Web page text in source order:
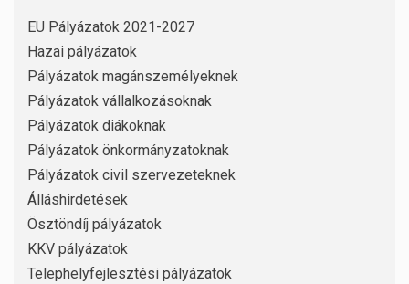
EU Pályázatok 2021-2027
Hazai pályázatok
Pályázatok magánszemélyeknek
Pályázatok vállalkozásoknak
Pályázatok diákoknak
Pályázatok önkormányzatoknak
Pályázatok civil szervezeteknek
Álláshirdetések
Ösztöndíj pályázatok
KKV pályázatok
Telephelyfejlesztési pályázatok